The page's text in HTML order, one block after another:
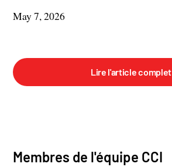
May 7, 2026
Lire l'article complet
Membres de l'équipe CCI